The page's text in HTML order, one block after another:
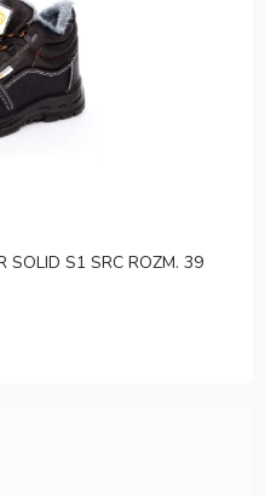
SOLID S1 SRC ROZM. 39